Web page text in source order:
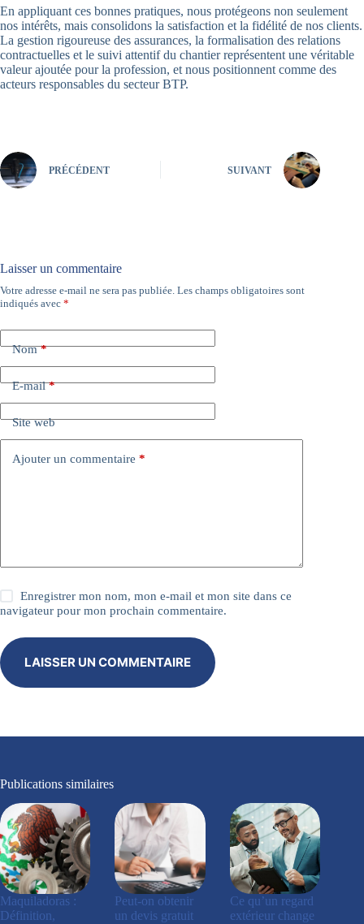
En appliquant ces bonnes pratiques, nous protégeons non seulement
nos intérêts, mais consolidons la satisfaction et la fidélité de nos clients.
La gestion rigoureuse des assurances, la formalisation des relations
contractuelles et le suivi attentif du chantier représentent une véritable
valeur ajoutée pour la profession, et nous positionnent comme des
acteurs responsables du secteur BTP.
PRÉCÉDENT SUIVANT
Laisser un commentaire
Votre adresse e-mail ne sera pas publiée. Les champs obligatoires sont
indiqués avec *
Nom*
E-mail*
Site web
Ajouter un commentaire *
Enregistrer mon nom, mon e-mail et mon site dans ce
navigateur pour mon prochain commentaire.
LAISSER UN COMMENTAIRE
A
l
r
n
v
e
Publications similaires
Maquiladoras :
Définition,
Peut-on obtenir
un devis gratuit
Ce qu’un regard
extérieur change